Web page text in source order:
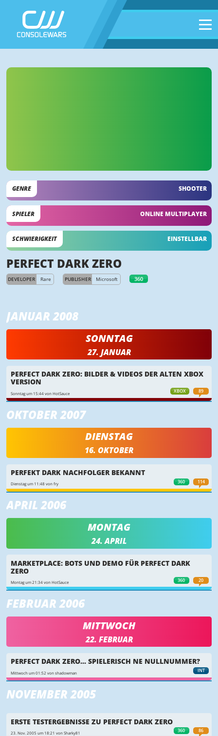
GENRE SHOOTER
SPIELER ONLINE MULTIPLAYER
SCHWIERIGKEIT EINSTELLBAR
PERFECT DARK ZERO
DEVELOPER Rare PUBLISHER Microsoft 360
JANUAR 2008
SONNTAG
27. JANUAR
XBOX 89
PERFECT DARK ZERO: BILDER & VIDEOS DER ALTEN XBOX
VERSION
Sonntag um 15:44 von HotSauce
OKTOBER 2007
DIENSTAG
16. OKTOBER
360 114
PERFEKT DARK NACHFOLGER BEKANNT
Dienstag um 11:48 von fry
APRIL 2006
MONTAG
24. APRIL
360 20
MARKETPLACE: BOTS UND DEMO FÜR PERFECT DARK
ZERO
Montag um 21:34 von HotSauce
FEBRUAR 2006
MITTWOCH
22. FEBRUAR
INT
PERFECT DARK ZERO... SPIELERISCH NE NULLNUMMER?
Mittwoch um 01:52 von shadowman
NOVEMBER 2005
360 86
ERSTE TESTERGEBNISSE ZU PERFECT DARK ZERO
23. Nov. 2005 um 18:21 von Sharky81